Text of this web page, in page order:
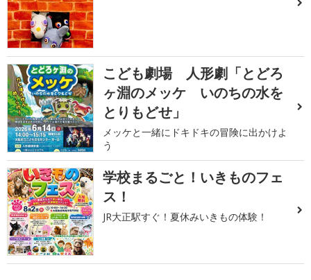
こども劇場 人形劇「とどろ
ヶ淵のメッケ いのちの水を
とりもどせ」
メッケと一緒にドキドキの冒険に出かけよ
う
学校まるごと！いきものフェ
ス！
JR大正駅すぐ！夏休みいきもの体験！